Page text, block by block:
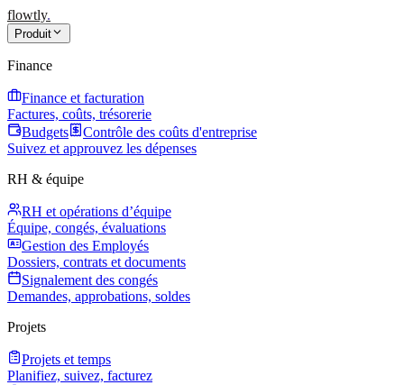
flowtly.
Produit
Finance
Finance et facturation
Factures, coûts, trésorerie
Budgets
Contrôle des coûts d'entreprise
Suivez et approuvez les dépenses
RH & équipe
RH et opérations d’équipe
Équipe, congés, évaluations
Gestion des Employés
Dossiers, contrats et documents
Signalement des congés
Demandes, approbations, soldes
Projets
Projets et temps
Planifiez, suivez, facturez